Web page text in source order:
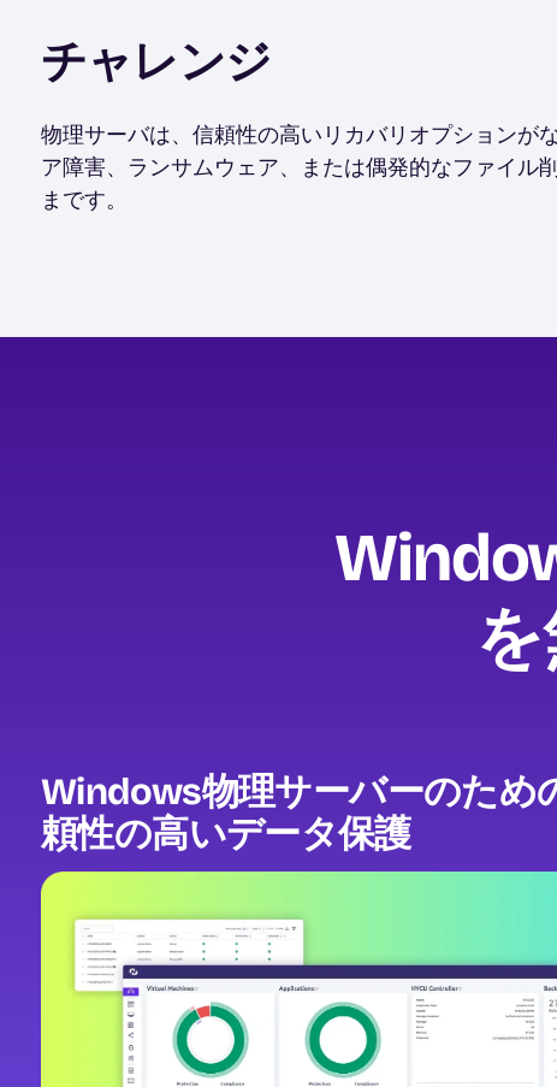
チャレンジ
物理サーバは、信頼性の高いリカバリオプションが
ア障害、ランサムウェア、または偶発的なファイル
まです。
Windows物理サーバーのため
頼性の高いデータ保護
Image